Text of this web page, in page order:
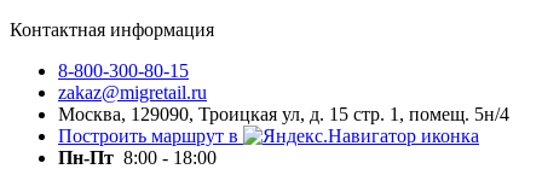
Контактная информация
8-800-300-80-15
zakaz@migretail.ru
Москва, 129090, Троицкая ул, д. 15 стр. 1, помещ. 5н/4
Построить маршрут в
Пн-Пт 8:00 - 18:00